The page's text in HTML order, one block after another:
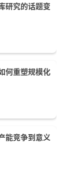
研究的话题变
何重塑规模化
能竞争到意义